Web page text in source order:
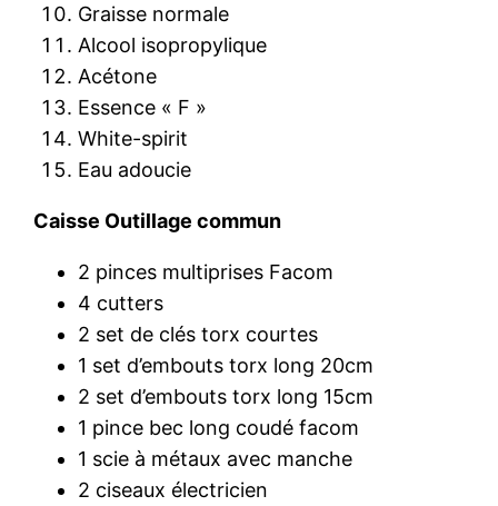
Graisse normale
Alcool isopropylique
Acétone
Essence « F »
White-spirit
Eau adoucie
Caisse Outillage commun
2 pinces multiprises Facom
4 cutters
2 set de clés torx courtes
1 set d’embouts torx long 20cm
2 set d’embouts torx long 15cm
1 pince bec long coudé facom
1 scie à métaux avec manche
2 ciseaux électricien